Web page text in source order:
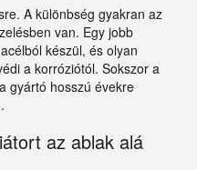
A különbség gyakran az
van. Egy jobb
készül, és olyan
a korróziótól. Sokszor a
gyártó hosszú évekre
az ablak alá